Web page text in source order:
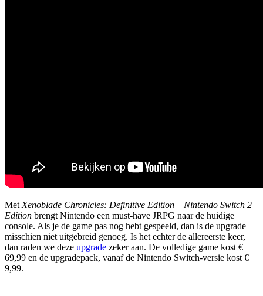
Met Xenoblade Chronicles: Definitive Edition – Nintendo Switch 2
Edition brengt Nintendo een must-have JRPG naar de huidige
console. Als je de game pas nog hebt gespeeld, dan is de upgrade
misschien niet uitgebreid genoeg. Is het echter de allereerste keer,
dan raden we deze upgrade zeker aan. De volledige game kost €
69,99 en de upgradepack, vanaf de Nintendo Switch-versie kost €
9,99.